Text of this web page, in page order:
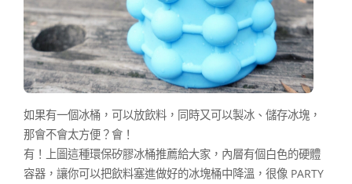
如果有一個冰桶，可以放飲料，同時又可以製冰、儲存冰塊，
那會不會太方便？會！
有！上圖這種環保矽膠冰桶推薦給大家，內層有個白色的硬體
容器，讓你可以把飲料塞進做好的冰塊桶中降溫，很像 PARTY